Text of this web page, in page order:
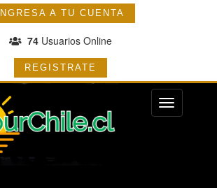
INGRESA A TU CUENTA
74Usuarios Online
REGISTRATE
Menu